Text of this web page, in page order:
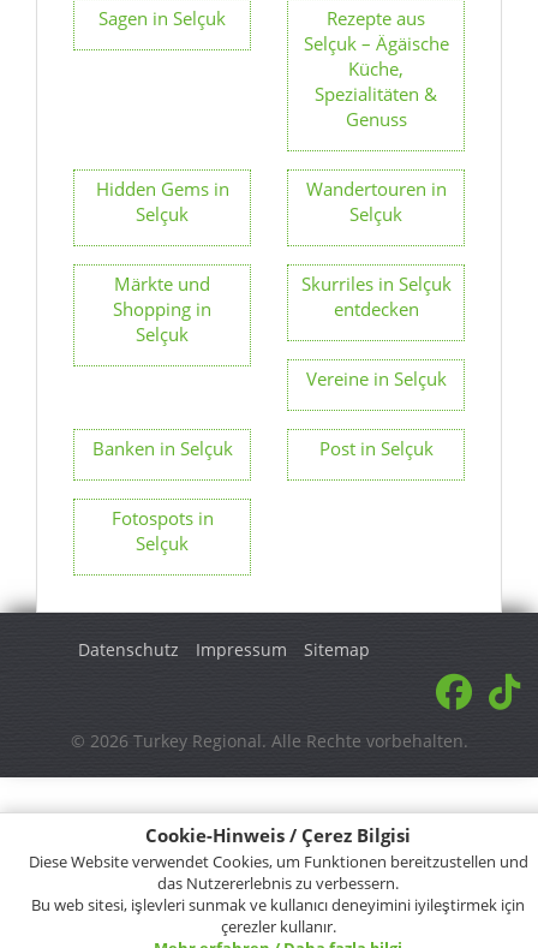
Cookie-Hinweis / Çerez Bilgisi
Diese Website verwendet Cookies, um Funktionen bereitzustellen und
das Nutzererlebnis zu verbessern.
Bu web sitesi, işlevleri sunmak ve kullanıcı deneyimini iyileştirmek için
çerezler kullanır.
Sagen in Selçuk
Rezepte aus
Selçuk – Ägäische
Küche,
Spezialitäten &
Genuss
Hidden Gems in
Selçuk
Wandertouren in
Selçuk
Märkte und
Shopping in
Selçuk
Skurriles in Selçuk
entdecken
Vereine in Selçuk
Banken in Selçuk Post in Selçuk
Fotospots in
Selçuk
Datenschutz Impressum Sitemap
© 2026 Turkey Regional. Alle Rechte vorbehalten.